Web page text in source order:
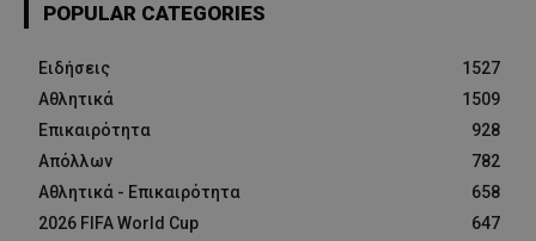
POPULAR CATEGORIES
Ειδήσεις
1527
Αθλητικά
1509
Επικαιρότητα
928
Απόλλων
782
Αθλητικά - Επικαιρότητα
658
2026 FIFA World Cup
647